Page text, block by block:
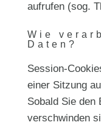
aufrufen (sog.
Wie
Daten?
Session-
einer Sitzung
Sobald Sie den
verschwinden